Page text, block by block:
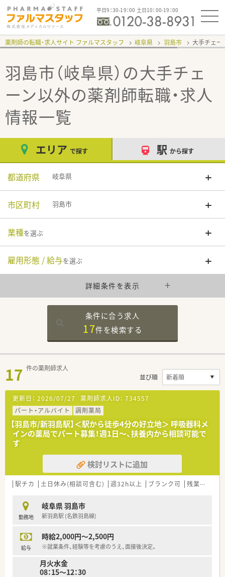
平日9：30-19：00 土日10：00-19：00
薬剤師の転職・求人サイト ファルマスタッフ 岐阜県 羽島市 大手チェー
羽島市（岐阜県）の大手チェ
ーン以外の薬剤師転職・求人
情報一覧
エリア で探す 駅 から探す
都道府県 岐阜県
市区町村 羽島市
業種を選ぶ
雇用形態 / 給与を選ぶ
詳細条件を表示
条件に合う求人
17件を検索する
17 件の薬剤師求人
並び順
更新日： 2026/07/27 薬剤師求人ID： 734557
パート・アルバイト
調剤薬局
【羽島市/新羽島駅】＜駅から徒歩4分の好立地＞ 呼吸器科メ
インの薬局でパート募集！週1日～、扶養内から相談可能で
す
検討リストに追加
駅チカ 土日休み(相談可含む) 週32h以上 ブランク可 残業なし(ほぼなし含む)
勤務地
岐阜県 羽島市
新羽島駅 (名鉄羽島線)
給与
時給2,000円～2,500円
※就業条件、経験等を考慮のうえ、面接後決定。
月火水金
08：15～12：30